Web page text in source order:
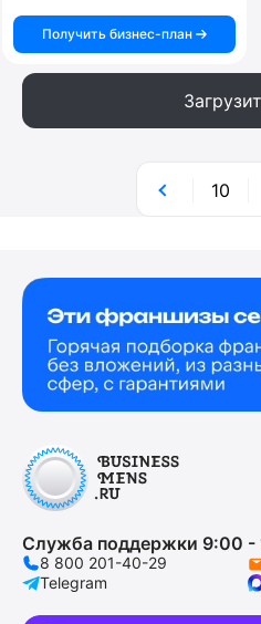
Получить бизнес-план
10
Служба поддержки 9:00
8 800 201-40-29
Telegram